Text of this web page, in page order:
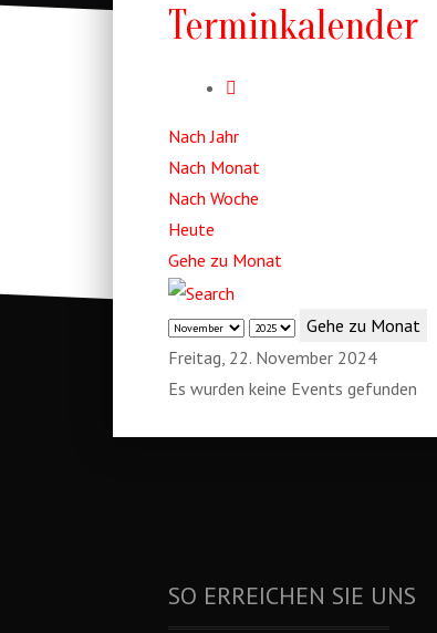
Terminkalender
Nach Jahr
Nach Monat
Nach Woche
Heute
Gehe zu Monat
Gehe zu Monat
Freitag, 22. November 2024
Es wurden keine Events gefunden
SO ERREICHEN SIE UNS